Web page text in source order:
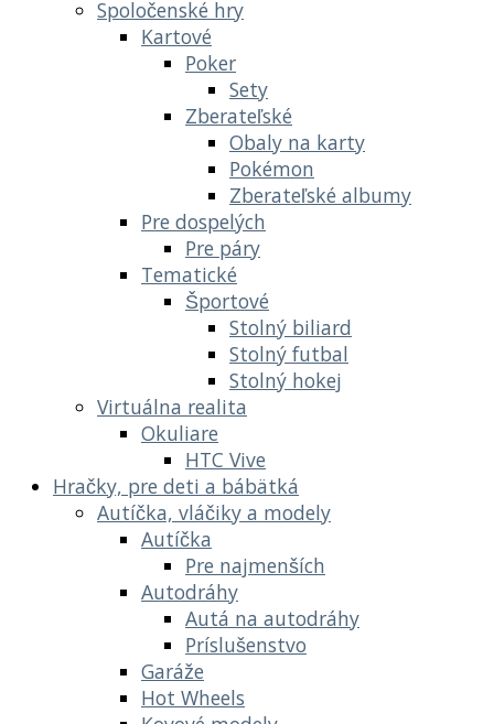
Spoločenské hry
Kartové
Poker
Sety
Zberateľské
Obaly na karty
Pokémon
Zberateľské albumy
Pre dospelých
Pre páry
Tematické
Športové
Stolný biliard
Stolný futbal
Stolný hokej
Virtuálna realita
Okuliare
HTC Vive
Hračky, pre deti a bábätká
Autíčka, vláčiky a modely
Autíčka
Pre najmenších
Autodráhy
Autá na autodráhy
Príslušenstvo
Garáže
Hot Wheels